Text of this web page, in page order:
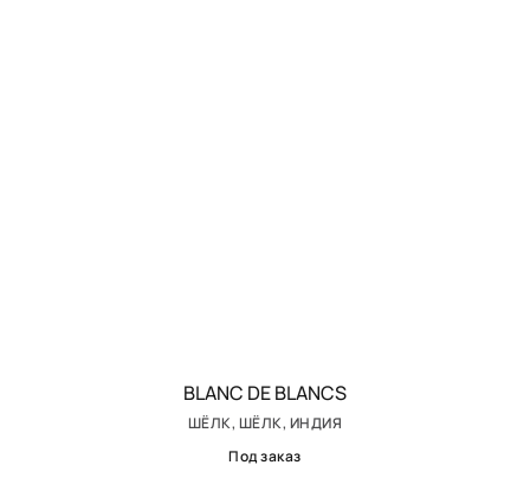
BLANC DE BLANCS
ШЁЛК, ШЁЛК, ИНДИЯ
Под заказ